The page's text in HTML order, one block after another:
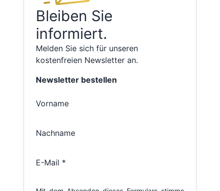
Bleiben Sie
informiert.
Melden Sie sich für unseren
kostenfreien Newsletter an.